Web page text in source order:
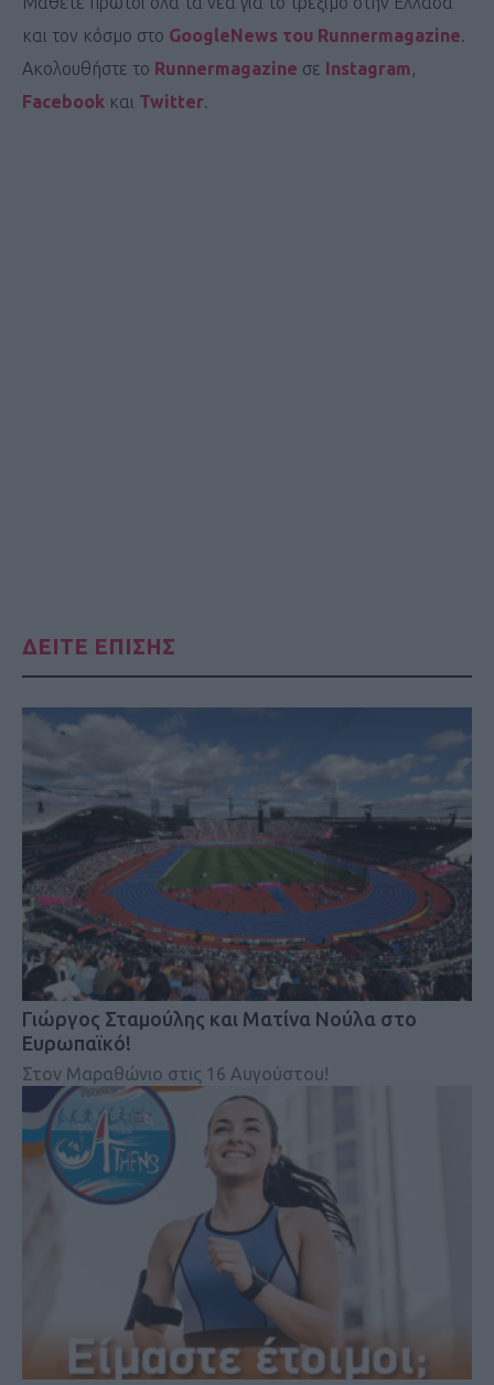
και τον κόσμο στο GoogleNews του Runnermagazine.
Ακολουθήστε το Runnermagazine σε Instagram,
Facebook και Twitter.
ΔΕΙΤΕ ΕΠΙΣΗΣ
Γιώργος Σταμούλης και Ματίνα Νούλα στο
Ευρωπαϊκό!
Στον Μαραθώνιο στις 16 Αυγούστου!